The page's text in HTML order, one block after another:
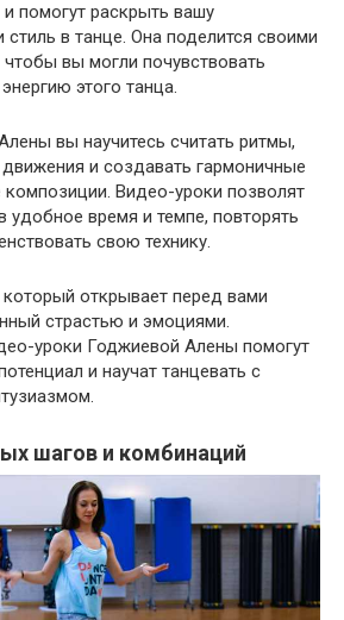
помогут раскрыть вашу
стиль в танце. Она поделится своими
вы могли почувствовать
этого танца.
вы научитесь считать ритмы,
и создавать гармоничные
Видео-уроки позволят
удобное время и темпе, повторять
свою технику.
открывает перед вами
страстью и эмоциями.
уроки Годжиевой Алены помогут
и научат танцевать с
шагов и комбинаций